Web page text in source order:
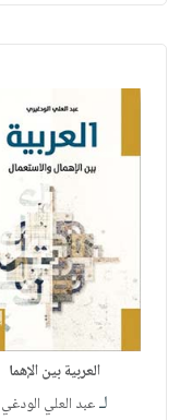
العربية بين الإهما
لـعبد العلي الودغي